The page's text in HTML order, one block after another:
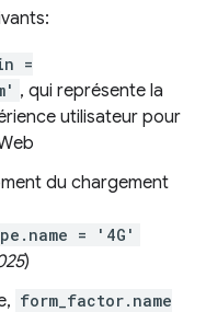
=
, qui représente la
utilisateur pour
du chargement
= '4G'
)
form_factor.name